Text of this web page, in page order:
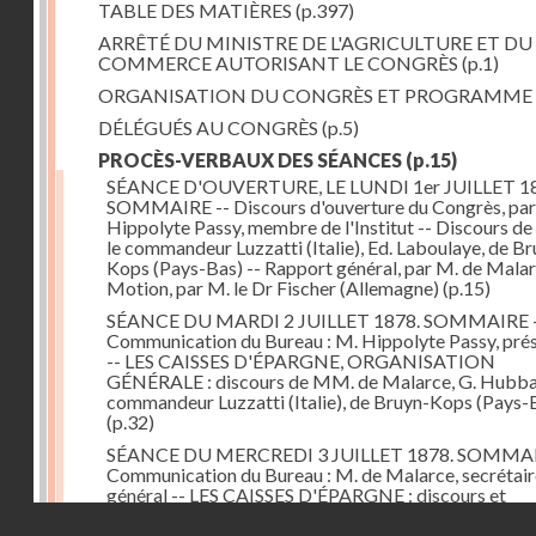
TABLE DES MATIÈRES (p.397)
ARRÊTÉ DU MINISTRE DE L'AGRICULTURE ET DU
COMMERCE AUTORISANT LE CONGRÈS (p.1)
ORGANISATION DU CONGRÈS ET PROGRAMME
DÉLÉGUÉS AU CONGRÈS (p.5)
PROCÈS-VERBAUX DES SÉANCES (p.15)
SÉANCE D'OUVERTURE, LE LUNDI 1er JUILLET
SOMMAIRE -- Discours d'ouverture du Congrès,
Hippolyte Passy, membre de l'Institut -- Discours
le commandeur Luzzatti (Italie), Ed. Laboulaye, de
Kops (Pays-Bas) -- Rapport général, par M. de
Motion, par M. le Dr Fischer (Allemagne) (p.15)
SÉANCE DU MARDI 2 JUILLET 1878. SOMMAIRE
Communication du Bureau : M. Hippolyte Passy,
-- LES CAISSES D'ÉPARGNE, ORGANISATION
GÉNÉRALE : discours de MM. de Malarce, G.
commandeur Luzzatti (Italie), de Bruyn-Kops (Pays-
(p.32)
SÉANCE DU MERCREDI 3 JUILLET 1878.
Communication du Bureau : M. de Malarce,
général -- LES CAISSES D'ÉPARGNE : discours et